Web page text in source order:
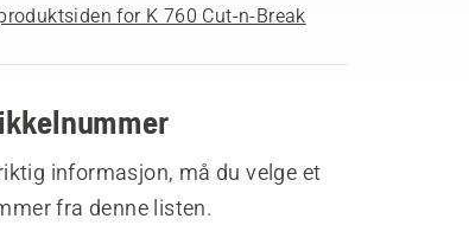
for K 760 Cut-n-Break
informasjon, må du velge et
fra denne listen.